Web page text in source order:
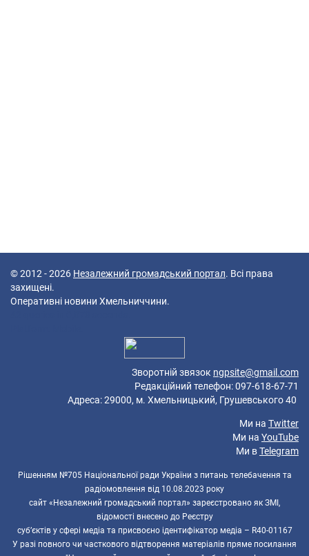
© 2012 - 2026 Незалежний громадський портал. Всі права
захищені.
Оперативні новини Хмельниччини.
Зворотній звязок ngpsite@gmail.com
Редакційний телефон: 097-618-67-71
Адреса: 29000, м. Хмельницький, Грушевського 40
Ми на Twitter
Ми на YouTube
Ми вTelegram
Рішенням №705 Національної ради України з питань телебачення та
радіомовлення від 10.08.2023 року
сайт «Незалежний громадський портал» зареєстровано як ЗМІ,
відомості внесено до Реєстру
суб’єктів у сфері медіа та присвоєно ідентифікатор медіа – R40-01167
У разі повного чи часткового відтворення матеріалів пряме посилання